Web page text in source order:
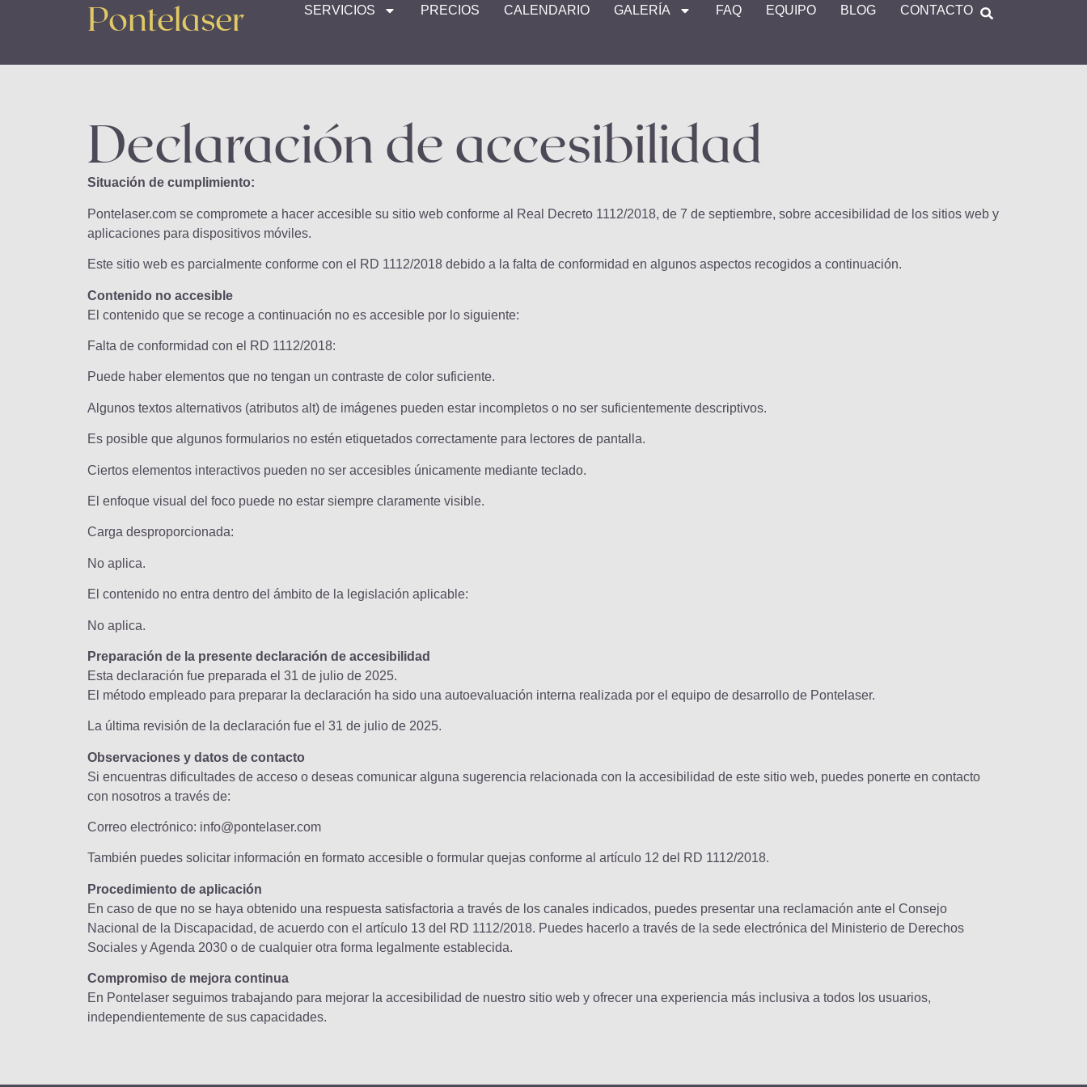
Pontelaser SERVICIOS PRECIOS CALENDARIO GALERÍA FAQ EQUIPO BLOG CONTACTO
Declaración de accesibilidad
Situación de cumplimiento:
Pontelaser.com se compromete a hacer accesible su sitio web conforme al Real Decreto 1112/2018, de 7 de septiembre, sobre accesibilidad de los sitios web y
aplicaciones para dispositivos móviles.
Este sitio web es parcialmente conforme con el RD 1112/2018 debido a la falta de conformidad en algunos aspectos recogidos a continuación.
Contenido no accesible
El contenido que se recoge a continuación no es accesible por lo siguiente:
Falta de conformidad con el RD 1112/2018:
Puede haber elementos que no tengan un contraste de color suficiente.
Algunos textos alternativos (atributos alt) de imágenes pueden estar incompletos o no ser suficientemente descriptivos.
Es posible que algunos formularios no estén etiquetados correctamente para lectores de pantalla.
Ciertos elementos interactivos pueden no ser accesibles únicamente mediante teclado.
El enfoque visual del foco puede no estar siempre claramente visible.
Carga desproporcionada:
No aplica.
El contenido no entra dentro del ámbito de la legislación aplicable:
No aplica.
Preparación de la presente declaración de accesibilidad
Esta declaración fue preparada el 31 de julio de 2025.
El método empleado para preparar la declaración ha sido una autoevaluación interna realizada por el equipo de desarrollo de Pontelaser.
La última revisión de la declaración fue el 31 de julio de 2025.
Observaciones y datos de contacto
Si encuentras dificultades de acceso o deseas comunicar alguna sugerencia relacionada con la accesibilidad de este sitio web, puedes ponerte en contacto
con nosotros a través de:
Correo electrónico: info@pontelaser.com
También puedes solicitar información en formato accesible o formular quejas conforme al artículo 12 del RD 1112/2018.
Procedimiento de aplicación
En caso de que no se haya obtenido una respuesta satisfactoria a través de los canales indicados, puedes presentar una reclamación ante el Consejo
Nacional de la Discapacidad, de acuerdo con el artículo 13 del RD 1112/2018. Puedes hacerlo a través de la sede electrónica del Ministerio de Derechos
Sociales y Agenda 2030 o de cualquier otra forma legalmente establecida.
Compromiso de mejora continua
En Pontelaser seguimos trabajando para mejorar la accesibilidad de nuestro sitio web y ofrecer una experiencia más inclusiva a todos los usuarios,
independientemente de sus capacidades.